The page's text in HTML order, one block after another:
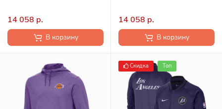
14 058 р.
В корзину
14 058 р.
В корзину
Скидка Топ